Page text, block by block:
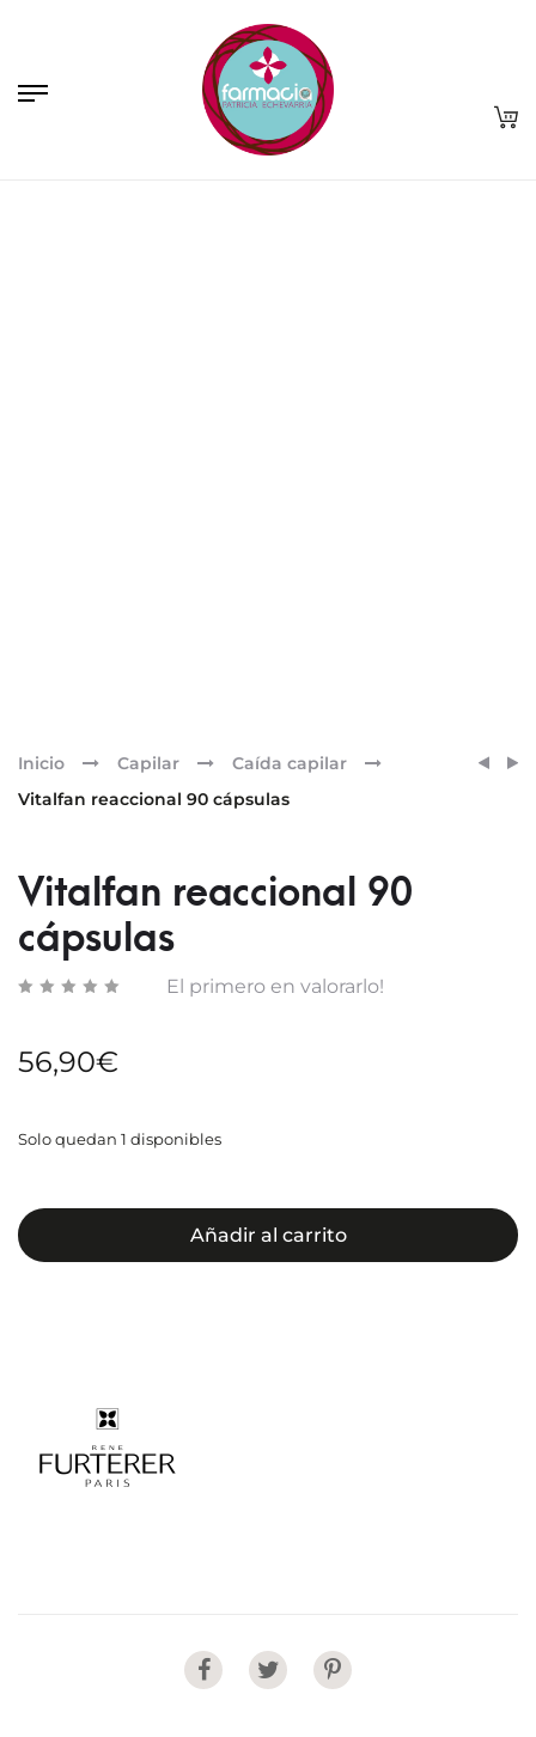
Inicio Capilar
Caída capilar
Vitalfan reaccional 90 cápsulas
Vitalfan reaccional 90
cápsulas
El primero en valorarlo!
56,90€
Solo quedan 1 disponibles
Añadir al carrito
Share